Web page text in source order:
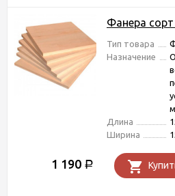
Фанера
Тип товара
Назначение
Длина
Ширина
1 190 Р